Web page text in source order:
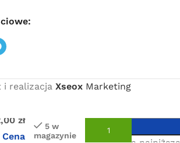
i realizacja XseoxMarketing
zł
Cena
5 w
magazynie